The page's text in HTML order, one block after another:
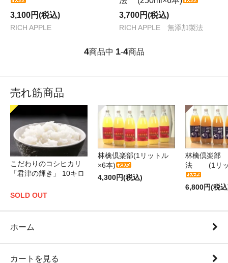
3,100円(税込)
RICH APPLE
3,700円(税込)
RICH APPLE 無添加製法
4商品中 1-4商品
売れ筋商品
こだわりのコシヒカリ
「君津の輝き」 10キロ
SOLD OUT
林檎倶楽部(1リットル
×6本)
4,300円(税込)
林檎倶楽部
法 (1リッ
6,800円(税
ホーム
カートを見る